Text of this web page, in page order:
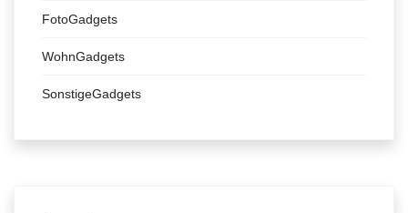
FotoGadgets
WohnGadgets
SonstigeGadgets